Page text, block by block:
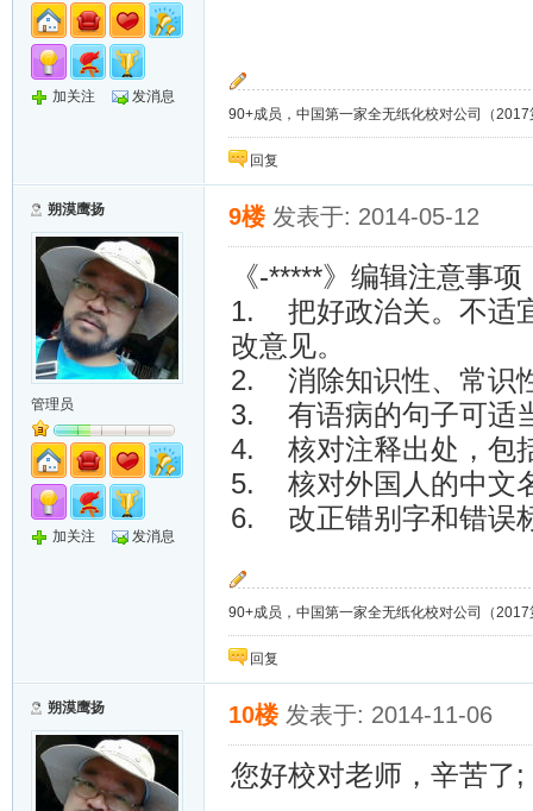
加关注 发消息
90+成员，中国第一家全无纸化校对公司（
回复
朔漠鹰扬
管理员
加关注 发消息
9楼 发表于: 2014-05-12
《-*****》编辑注意事项
1. 把好政治关。不适
改意见。
2. 消除知识性、常识
3. 有语病的句子可适
4. 核对注释出处，包
5. 核对外国人的中文
6. 改正错别字和错误
90+成员，中国第一家全无纸化校对公司（
回复
朔漠鹰扬 10楼 发表于: 2014-11-06
您好校对老师，辛苦了;